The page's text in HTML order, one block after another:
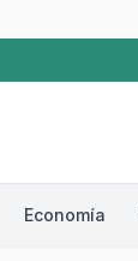
Economía